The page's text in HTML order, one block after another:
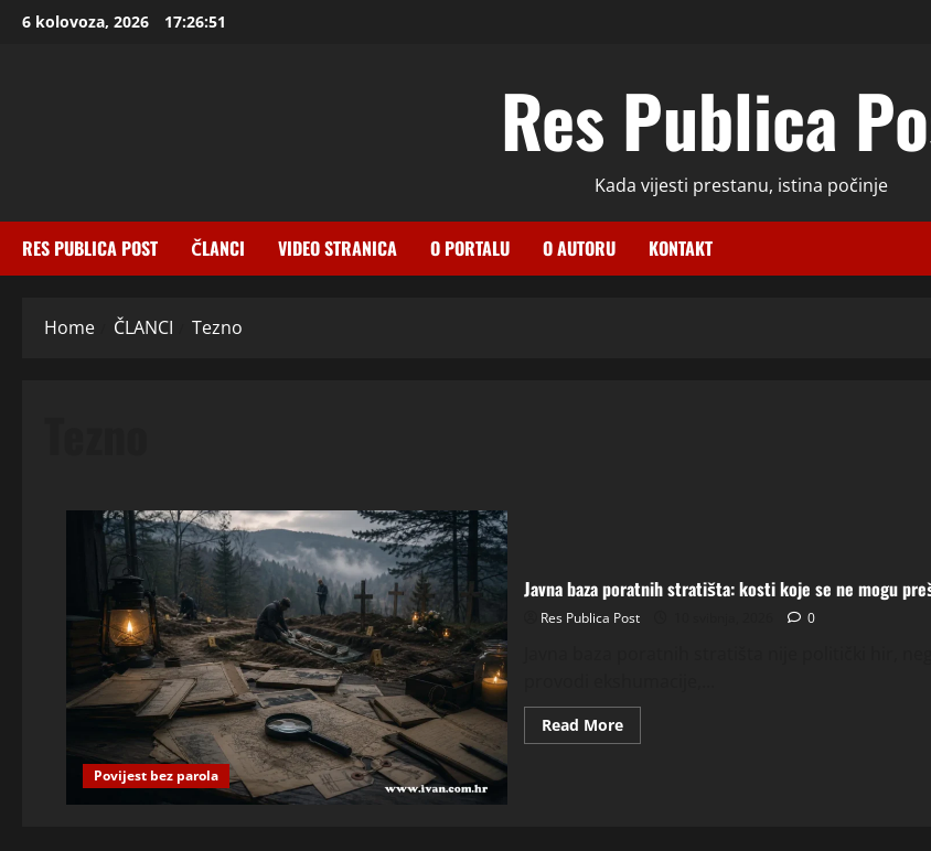
Skip6 kolovoza, 2026 17:26:52
Res Publica
Kada vijesti prestanu, istina počinje
RES PUBLICA POST ČLANCI VIDEO STRANICA O PORTALU O AUTORU KONTAKT
Home ČLANCI Tezno
Povijest bez parola
Javna baza poratnih stratišta: kosti koje se ne mogu
Res Publica Post 0
Read MoreRead
more